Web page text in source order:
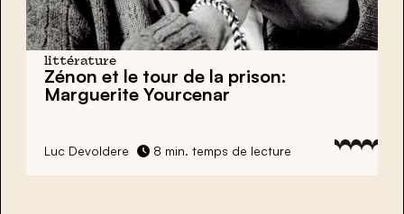
littérature
Zénon et le tour de la prison:
Marguerite Yourcenar
Luc Devoldere 8 min. temps de lecture